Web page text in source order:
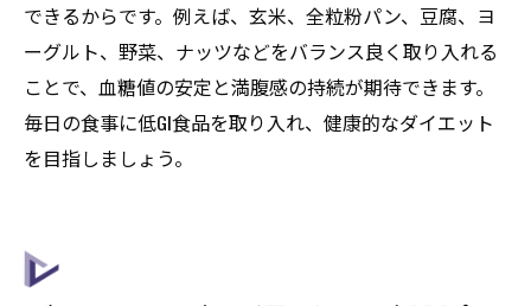
できるからです。例えば、玄米、全粒粉パン、豆腐、ヨ
ーグルト、野菜、ナッツなどをバランス良く取り入れる
ことで、血糖値の安定と満腹感の持続が期待できます。
毎日の食事に低GI食品を取り入れ、健康的なダイエット
を目指しましょう。